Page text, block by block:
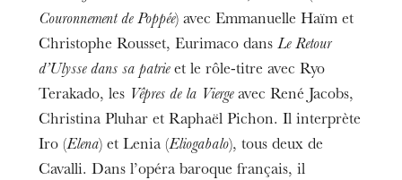
Couronnement de Poppée) avec Emmanuelle Haïm et
Christophe Rousset, Eurimaco dansLe Retour
d’Ulysse dans sa patrieet le rôle-titre avec Ryo
Terakado, les Vêpres de la Viergeavec René Jacobs,
Christina Pluhar et Raphaël Pichon. Il interprète
Iro (Elena) et Lenia (Eliogabalo), tous deux de
Cavalli. Dans l’opéra baroque français, il